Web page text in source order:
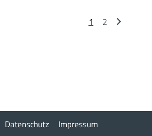
1 2
Datenschutz Impressum